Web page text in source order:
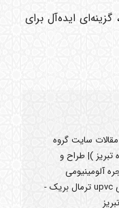
ایده‌آل برای
سایت گروه
)| طراح و
آلومینیومی
دوجداره یو پی وی سی upvc ترمال بریک -